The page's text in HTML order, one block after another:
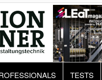
TESTS